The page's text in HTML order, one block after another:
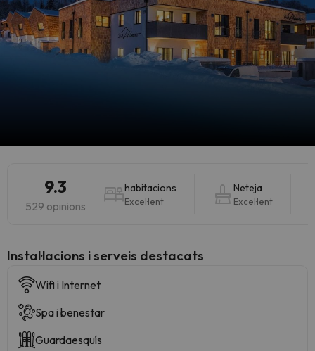
9.3
529 opinions
habitacions
Excel·lent
Neteja
Excel·lent
Instal·lacions i serveis destacats
Wifi i Internet
Spa i benestar
Guardaesquís